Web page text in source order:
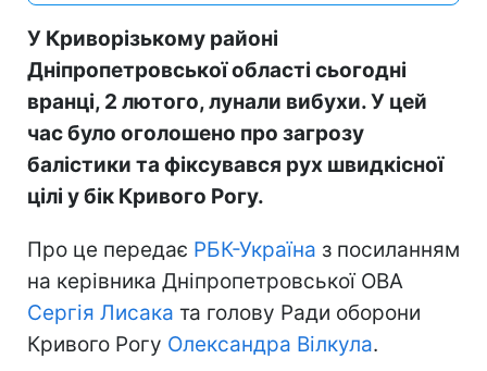
У Криворізькому районі
Дніпропетровської області сьогодні
вранці, 2 лютого, лунали вибухи. У цей
час було оголошено про загрозу
балістики та фіксувався рух швидкісної
цілі у бік Кривого Рогу.
Про це передає РБК-Україна з посиланням
на керівника Дніпропетровської ОВА
Сергія Лисака та голову Ради оборони
Кривого Рогу Олександра Вілкула.